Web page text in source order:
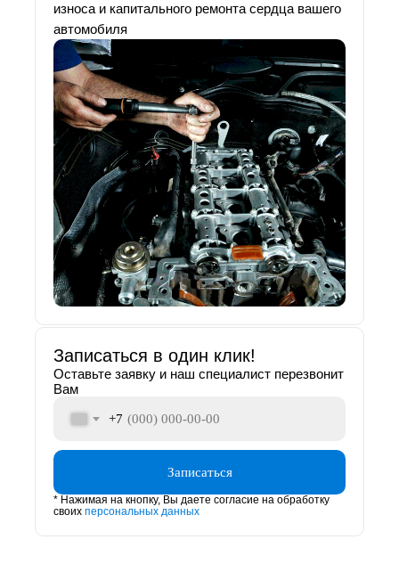
Записаться в один клик!
Оставьте заявку и наш специалист перезвонит
Вам
+7
Записаться
* Нажимая на кнопку, Вы даете согласие на обработку
своих персональных данных
износа и капитального ремонта сердца вашего
автомобиля